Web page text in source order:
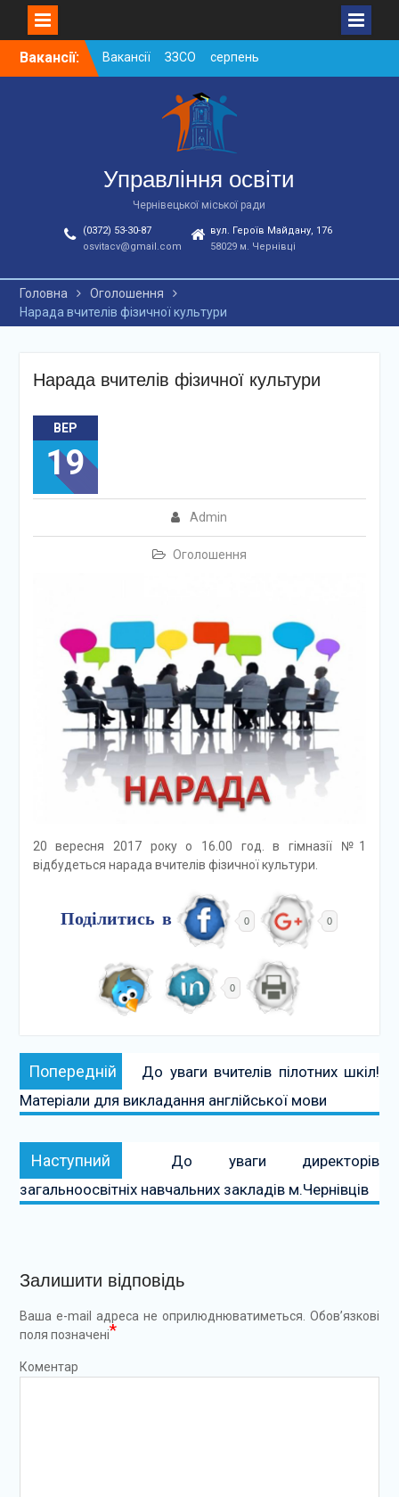
SkipВакансії:
Вакансії ЗЗСО серпень
2026
Вакансії ЗЗСО червень
Вакансії у ЗДО та
дошкільних підрозділах
ЗЗСО станом на
01.08.2026 р.
Управління освіти
Чернівецької міської ради
(0372) 53-30-87
osvitacv@gmail.com
вул. Героїв Майдану, 176
58029 м. Чернівці
Головна
Оголошення
Нарада вчителів фізичної культури
Нарада вчителів фізичної культури
ВЕР
19
Admin
Оголошення
20 вересня 2017 року о 16.00 год. в гімназії №1
відбудеться нарада вчителів фізичної культури.
Поділитись в 0 0
0
Навігація
записів
Попередній Попередній:
До уваги вчителів пілотних шкіл!
Матеріали для викладання англійської мови
Наступний Наступний:
До уваги директорів
загальноосвітніх навчальних закладів м.Чернівців
Залишити відповідь
Ваша e-mail адреса не оприлюднюватиметься. Обов’язкові
поля позначені*
Коментар